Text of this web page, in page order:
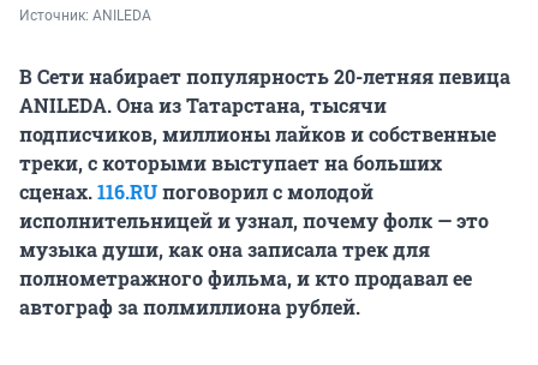
Источник: ANILEDA
В Сети набирает популярность 20-летняя певица
ANILEDA. Она из Татарстана, тысячи
подписчиков, миллионы лайков и собственные
треки, с которыми выступает на больших
сценах.116.RUпоговорил с молодой
исполнительницей и узнал, почему фолк — это
музыка души, как она записала трек для
полнометражного фильма, и кто продавал ее
автограф за полмиллиона рублей.